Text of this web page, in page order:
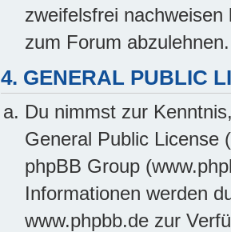
zweifelsfrei
zum Forum abzulehnen.
4. GENERAL PUBLIC
Du nimmst zur
General Public License
phpBB Group
Informationen werden
www.phpbb.de zur